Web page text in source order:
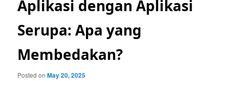
Aplikasi dengan Aplikasi
Serupa: Apa yang
Membedakan?
Posted onMay 20, 2025